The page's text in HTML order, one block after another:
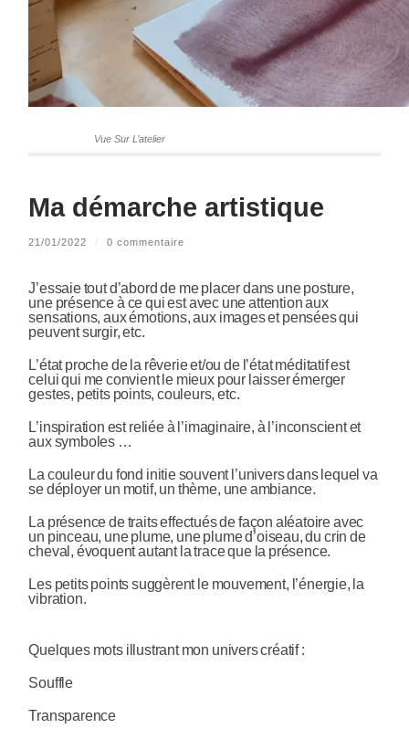
Vue Sur L’atelier
Ma démarche artistique
21/01/2022 / 0 commentaire
J’essaie tout d’abord de me placer dans une posture,
une présence à ce qui est avec une attention aux
sensations, aux émotions, aux images et pensées qui
peuvent surgir, etc.
L’état proche de la rêverie et/ou de l’état méditatif est
celui qui me convient le mieux pour laisser émerger
gestes, petits points, couleurs, etc.
L’inspiration est reliée à l’imaginaire, à l’inconscient et
aux symboles …
La couleur du fond initie souvent l’univers dans lequel va
se déployer un motif, un thème, une ambiance.
La présence de traits effectués de façon aléatoire avec
un pinceau, une plume, une plume d’oiseau, du crin de
cheval, évoquent autant la trace que la présence.
Les petits points suggèrent le mouvement, l’énergie, la
vibration.
Quelques mots illustrant mon univers créatif :
Souffle
Transparence